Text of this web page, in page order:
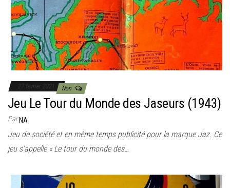
27 février 2021 Non
Jeu Le Tour du Monde des Jaseurs (1943)
ParNA
Jeu de société et en même temps publicité pour la marque Jaz. Ce
jeu s’appelle « Le tour du monde des…